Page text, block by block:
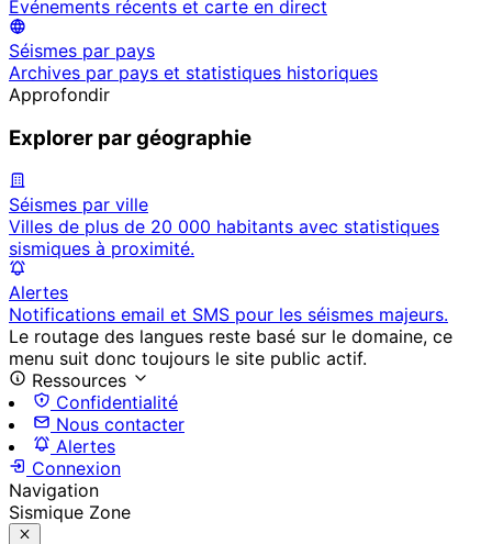
Événements récents et carte en direct
Séismes par pays
Archives par pays et statistiques historiques
Approfondir
Explorer par géographie
Séismes par ville
Villes de plus de 20 000 habitants avec statistiques
sismiques à proximité.
Alertes
Notifications email et SMS pour les séismes majeurs.
Le routage des langues reste basé sur le domaine, ce
menu suit donc toujours le site public actif.
Ressources
Confidentialité
Nous contacter
Alertes
Connexion
Navigation
Sismique Zone